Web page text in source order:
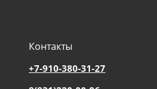
Контакты
+7-910-380-31-27